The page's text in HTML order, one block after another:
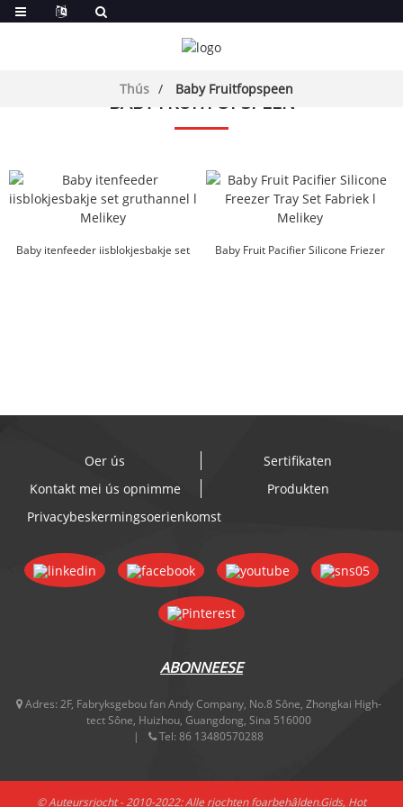
Thús Baby Fruitfopspeen
BABY FRUITFOPSPEEN
Baby itenfeeder iisblokjesbakje set
Baby Fruit Pacifier Silicone Friezer
Oer ús
Sertifikaten
Kontakt mei ús opnimme
Produkten
Privacybeskermingsoerienkomst
ABONNEESE
Adres: 2F, Fabryksgebou fan Andy Company, No.8 Sône, Zhongkai High-
tect Sône, Huizhou, Guangdong, Sina 516000
Tel: 86 13480570288
© Auteursrjocht - 2010-2022: Alle rjochten foarbehâlden.Gids, Hot